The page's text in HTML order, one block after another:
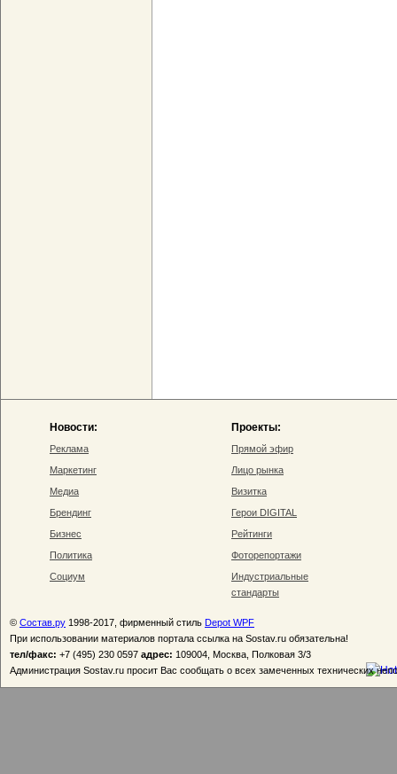
Новости:
Реклама
Маркетинг
Медиа
Брендинг
Бизнес
Политика
Социум
Проекты:
Прямой эфир
Лицо рынка
Визитка
Герои DIGITAL
Рейтинги
Фоторепортажи
Индустриальные
стандарты
© Состав.ру 1998-2017, фирменный стиль Depot WPF
При использовании материалов портала ссылка на Sostav.ru обязательна!
тел/факс: +7 (495) 230 0597 адрес: 109004, Москва, Полковая 3/3
Администрация Sostav.ru просит Вас сообщать о всех замеченных технических